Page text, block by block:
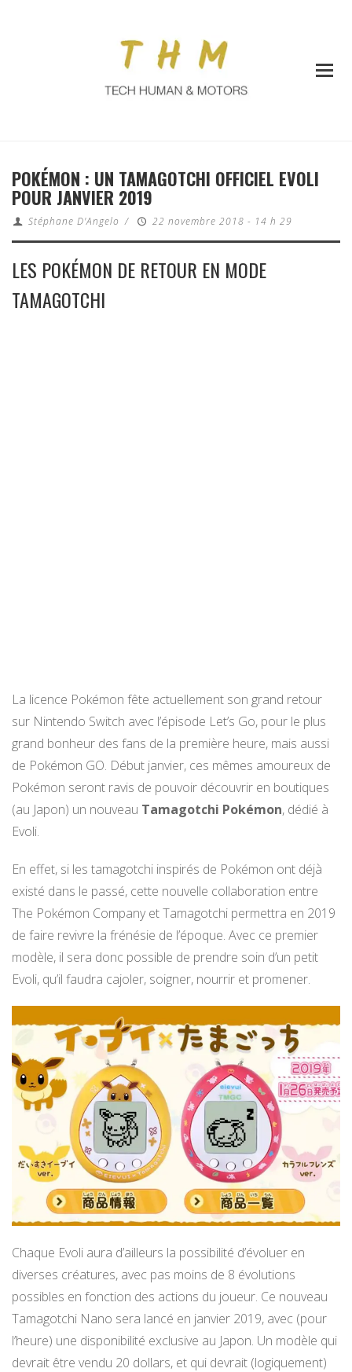
POKÉMON : UN TAMAGOTCHI OFFICIEL EVOLI
POUR JANVIER 2019
Stéphane D'Angelo / 22 novembre 2018 - 14 h 29
LES POKÉMON DE RETOUR EN MODE
TAMAGOTCHI
La licence Pokémon fête actuellement son grand retour
sur Nintendo Switch avec l’épisode Let’s Go, pour le plus
grand bonheur des fans de la première heure, mais aussi
de Pokémon GO. Début janvier, ces mêmes amoureux de
Pokémon seront ravis de pouvoir découvrir en boutiques
(au Japon) un nouveau Tamagotchi Pokémon, dédié à
Evoli.
En effet, si les tamagotchi inspirés de Pokémon ont déjà
existé dans le passé, cette nouvelle collaboration entre
The Pokémon Company et Tamagotchi permettra en 2019
de faire revivre la frénésie de l’époque. Avec ce premier
modèle, il sera donc possible de prendre soin d’un petit
Evoli, qu’il faudra cajoler, soigner, nourrir et promener.
Chaque Evoli aura d’ailleurs la possibilité d’évoluer en
diverses créatures, avec pas moins de 8 évolutions
possibles en fonction des actions du joueur. Ce nouveau
Tamagotchi Nano sera lancé en janvier 2019, avec (pour
l’heure) une disponibilité exclusive au Japon. Un modèle qui
devrait être vendu 20 dollars, et qui devrait (logiquement)